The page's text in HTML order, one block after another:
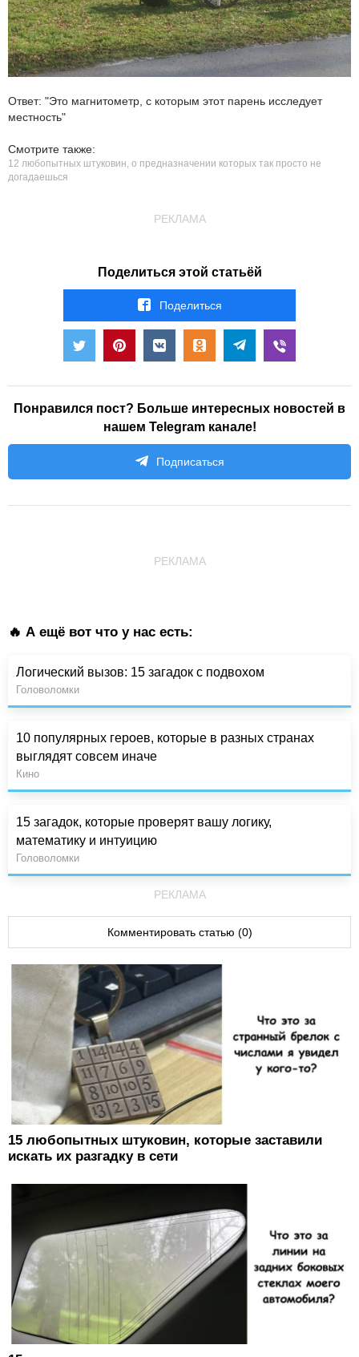
Ответ: "Это магнитометр, с которым этот парень исследует
местность"
Смотрите также:
12 любопытных штуковин, о предназначении которых так просто не
догадаешься
РЕКЛАМА
Поделиться этой статьёй
Поделиться
Понравился пост? Больше интересных новостей в
нашем Telegram канале!
Подписаться
РЕКЛАМА
🔥 А ещё вот что у нас есть:
Логический вызов: 15 загадок с подвохом
Головоломки
10 популярных героев, которые в разных странах
выглядят совсем иначе
Кино
15 загадок, которые проверят вашу логику,
математику и интуицию
Головоломки
РЕКЛАМА
Комментировать статью (0)
15 любопытных штуковин, которые заставили
искать их разгадку в сети